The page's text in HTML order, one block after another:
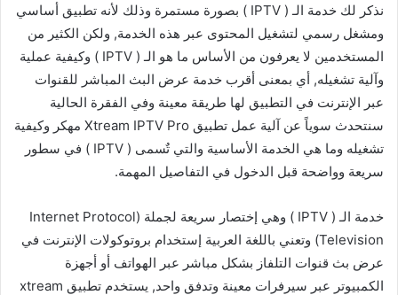
نذكر لك خدمة الـ ( IPTV ) بصورة مستمرة وذلك لأنه تطبيق أساسي
ومشغل رسمي لتشغيل المحتوى عبر هذه الخدمة, ولكن الكثير من
المستخدمين لا يعرفون من الأساس ما هو الـ ( IPTV ) وكيفية عملية
وآلية تشغيله, أي بمعنى أقرب خدمة عرض البث المباشر للقنوات
عبر الإنترنت في التطبيق لها طريقة معينة وفي الفقرة الحالية
سنتحدث سوياً عن آلية عمل تطبيق Xtream IPTV Pro مهكر وكيفية
تشغيله وما هي الخدمة الأساسية والتي تٌسمى ( IPTV ) في سطور
سريعة وواضحة قبل الدخول في التفاصيل المهمة.
خدمة الـ ( IPTV ) وهي إختصار سريعة لجملة (Internet Protocol
Television) وتعني باللغة العربية إستخدام بروتوكولات الإنترنت في
عرض بث قنوات التلفاز بشكل مباشر عبر الهواتف أو أجهزة
الكمبيوتر عبر سيرفرات معينة وتدفق واحد, يستخدم تطبيق xtream